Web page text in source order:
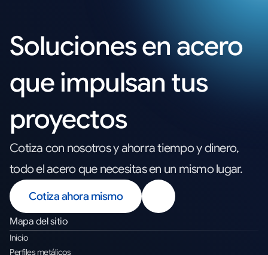
Soluciones en acero
que impulsan tus
proyectos
Cotiza con nosotros y ahorra tiempo y dinero,
todo el acero que necesitas en un mismo lugar.
Cotiza ahora mismo
Mapa del sitio
Inicio
Perfiles metálicos